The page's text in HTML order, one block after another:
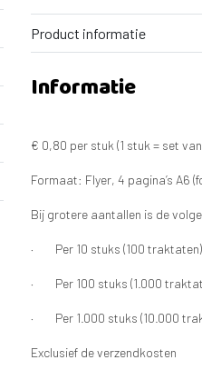
Product informatie
Informatie
€ 0,80 per stuk (1 stuk = set
Formaat: Flyer, 4 pagina’s A6
Bij grotere aantallen is de
· Per 10 stuks (100 traktaten)
· Per 100 stuks (1.000
· Per 1.000 stuks (10.000
Exclusief de verzendkosten